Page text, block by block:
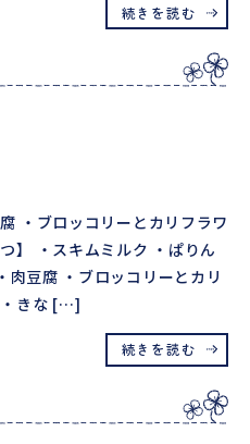
続きを読む
・ブロッコリーとカリフラワ
】 ・スキムミルク ・ぱりん
肉豆腐 ・ブロッコリーとカリ
・きな […]
続きを読む